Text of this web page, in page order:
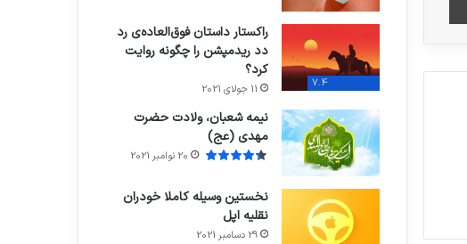
7.4
راکستار داستان فوق‌العاده‌ی رد
دد ریدمپشن را چگونه روایت
کرد؟
11 جولای 2021
نیمه شعبان، ولادت حضرت
مهدی (عج)
20 نوامبر 2021
نخستین وسیله کاملا خودران
نقلیه اپل
29 دسامبر 2021